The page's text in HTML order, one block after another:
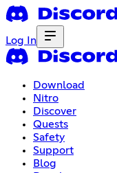
Log In
Download
Nitro
Discover
Quests
Safety
Support
Blog